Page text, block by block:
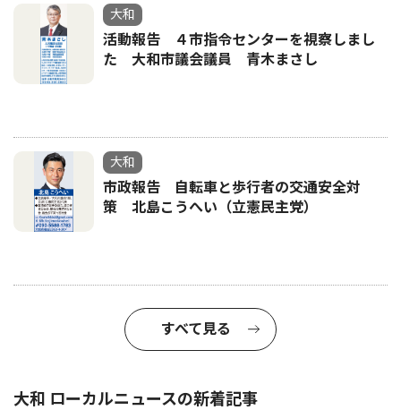
大和
活動報告 ４市指令センターを視察しまし
た 大和市議会議員 青木まさし
大和
市政報告 自転車と歩行者の交通安全対
策 北島こうへい（立憲民主党）
すべて見る
大和 ローカルニュースの新着記事